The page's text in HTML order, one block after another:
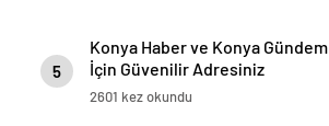
5
Konya Haber ve Konya Gündem
İçin Güvenilir Adresiniz
2601 kez okundu